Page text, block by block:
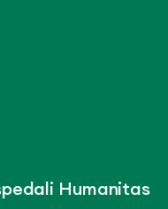
Humanitas